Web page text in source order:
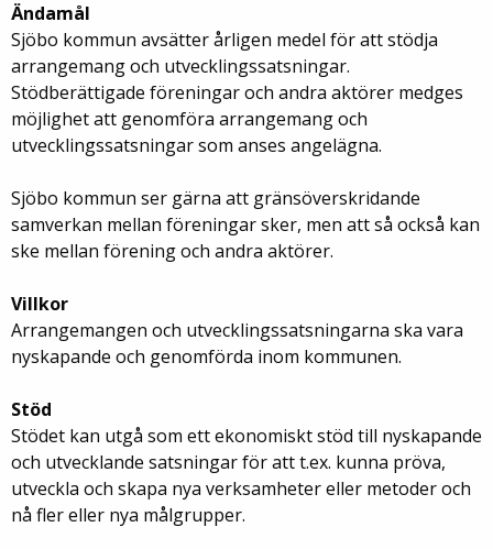
Ändamål
Sjöbo kommun avsätter årligen medel för att stödja
arrangemang och utvecklingssatsningar.
Stödberättigade föreningar och andra aktörer medges
möjlighet att genomföra arrangemang och
utvecklingssatsningar som anses angelägna.
Sjöbo kommun ser gärna att gränsöverskridande
samverkan mellan föreningar sker, men att så också kan
ske mellan förening och andra aktörer.
Villkor
Arrangemangen och utvecklingssatsningarna ska vara
nyskapande och genomförda inom kommunen.
Stöd
Stödet kan utgå som ett ekonomiskt stöd till nyskapande
och utvecklande satsningar för att t.ex. kunna pröva,
utveckla och skapa nya verksamheter eller metoder och
nå fler eller nya målgrupper.